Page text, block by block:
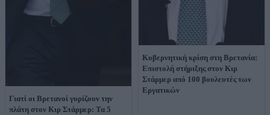
Γιατί οι Βρετανοί γυρίζουν την
πλάτη στον Κιρ Στάρμερ: Τα 5
Κυβερνητική κρίση στη Βρετανία:
Επιστολή στήριξης στον Κιρ
Στάρμερ από 100 βουλευτές των
Εργατικών